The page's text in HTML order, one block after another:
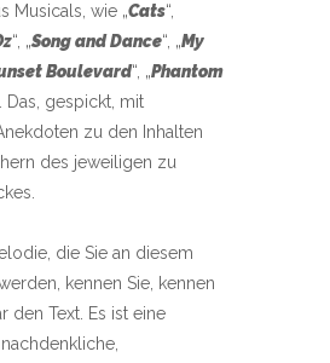
Musicals, wie „Cats“,
“, „Song and Dance“, „My
Boulevard“, „Phantom
Das, gespickt, mit
zu den Inhalten
des jeweiligen zu
die Sie an diesem
kennen Sie, kennen
den Text. Es ist eine